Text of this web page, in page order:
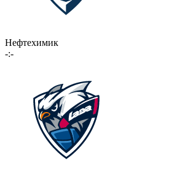
Нефтехимик
-:-